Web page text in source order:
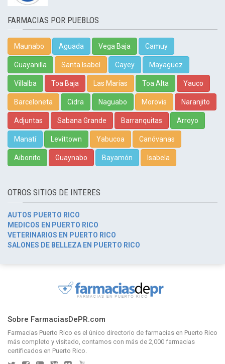
FARMACIAS POR PUEBLOS
Maunabo Aguada Vega Baja Camuy
Guayanilla Santa Isabel Cayey Mayagüez
Villalba Toa Baja Las Marías Toa Alta Yauco
Barceloneta Cidra Naguabo Morovis Naranjito
Adjuntas Sabana Grande Barranquitas Arroyo
Manatí Levittown Yabucoa Canóvanas
Aibonito Guaynabo Bayamón Isabela
OTROS SITIOS DE INTERES
AUTOS PUERTO RICO
MEDICOS EN PUERTO RICO
VETERINARIOS EN PUERTO RICO
SALONES DE BELLEZA EN PUERTO RICO
Sobre FarmaciasDePR.com
Farmacias Puerto Rico es el único directorio de farmacias en Puerto Rico
más completo y visitado, contamos con más de 2,000 farmacias
certificados en Puerto Rico.